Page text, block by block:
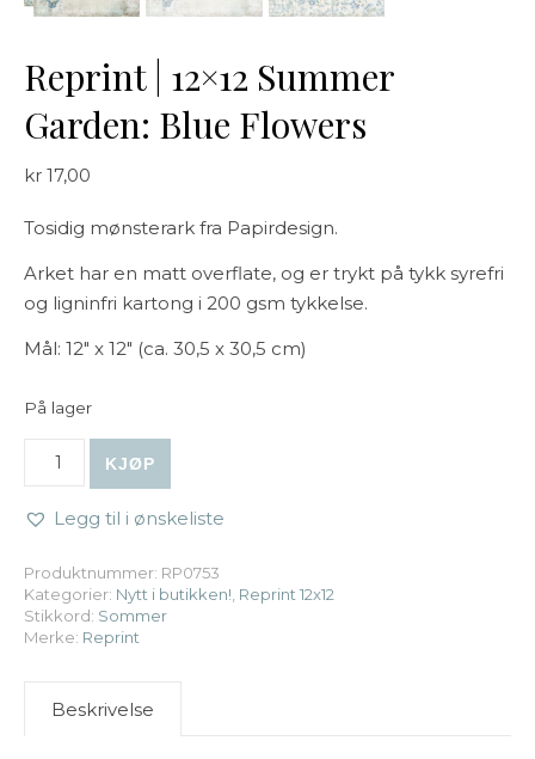
Reprint | 12×12 Summer
Garden: Blue Flowers
kr 17,00
Tosidig mønsterark fra Papirdesign.
Arket har en matt overflate, og er trykt på tykk syrefri
og ligninfri kartong i 200 gsm tykkelse.
Mål: 12″ x 12″ (ca. 30,5 x 30,5 cm)
På lager
KJØP
Legg til i ønskeliste
Produktnummer: RP0753
Kategorier: Nytt i butikken!, Reprint 12x12
Stikkord: Sommer
Merke: Reprint
Beskrivelse